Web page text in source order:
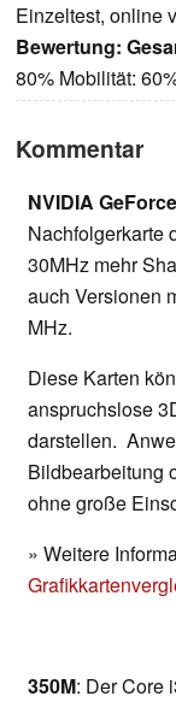
Einzeltest, online
Bewertung:
80% Mobilität:
Kommentar
NVIDIA
Nachfolgerkarte
30MHz mehr
auch Versionen
MHz.
Diese Karten
anspruchslose
darstellen.
Bildbearbeitung
ohne große
» Weitere
350M: Der Core